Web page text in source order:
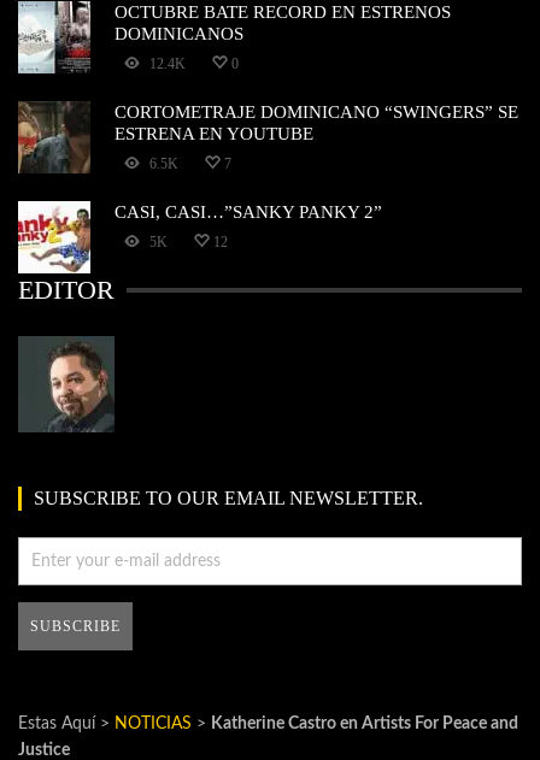
OCTUBRE BATE RECORD EN ESTRENOS
DOMINICANOS
12.4K 0
CORTOMETRAJE DOMINICANO “SWINGERS” SE
ESTRENA EN YOUTUBE
6.5K 7
CASI, CASI…”SANKY PANKY 2”
5K 12
EDITOR
SUBSCRIBE TO OUR EMAIL NEWSLETTER.
Estas Aquí > NOTICIAS > Katherine Castro en Artists For Peace and
Justice